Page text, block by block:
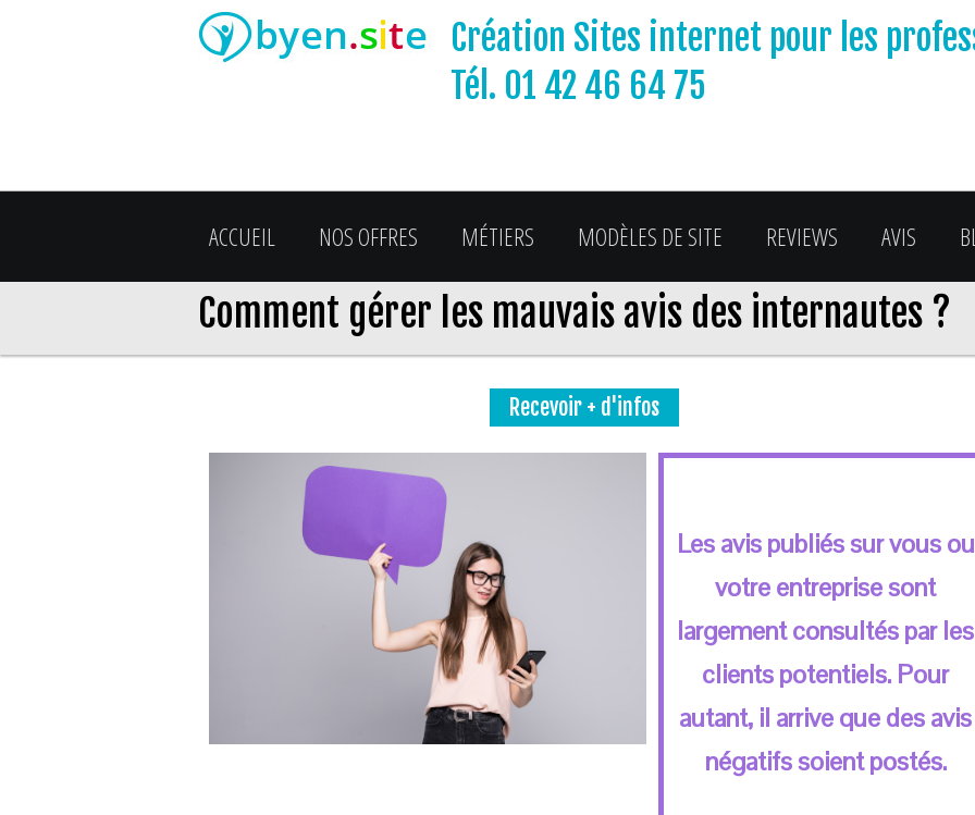
Création Sites internet pour les
Tél. 01 42 46 64 75
ACCUEIL NOS OFFRES MÉTIERS MODÈLES DE SITE REVIEWS AVIS
Comment gérer les mauvais avis des internautes ?
Recevoir + d'infos
Les avis publiés sur vous ou
votre entreprise sont
largement consultés par les
clients potentiels. Pour
autant, il arrive que des avis
négatifs soient postés.